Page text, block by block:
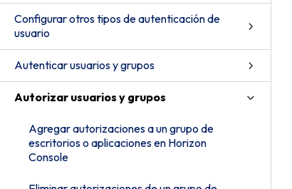
Configurar otros tipos de autenticación de
usuario
Autenticar usuarios y grupos
Autorizar usuarios y grupos
Agregar autorizaciones a un grupo de
escritorios o aplicaciones en Horizon
Console